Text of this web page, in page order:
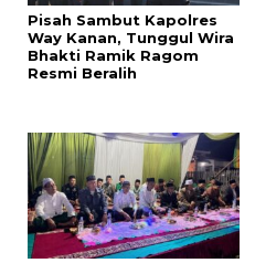
Pisah Sambut Kapolres
Way Kanan, Tunggul Wira
Bhakti Ramik Ragom
Resmi Beralih